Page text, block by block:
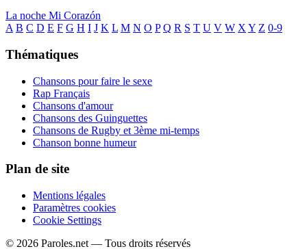
La noche Mi Corazón
A B C D E F G H I J K L M N O P Q R S T U V W X Y Z 0-9
Thématiques
Chansons pour faire le sexe
Rap Français
Chansons d'amour
Chansons des Guinguettes
Chansons de Rugby et 3ème mi-temps
Chanson bonne humeur
Plan de site
Mentions légales
Paramètres cookies
Cookie Settings
© 2026 Paroles.net — Tous droits réservés